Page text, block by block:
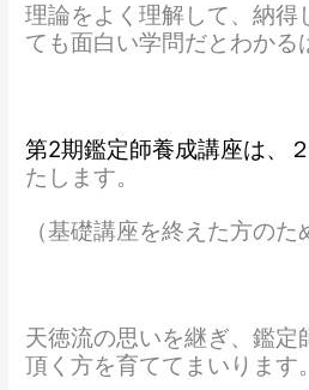
理論をよく理解して、納得
ても面白い学問だとわか
第2期鑑定師養成講座は、
たします。
（基礎講座を終えた方のた
天徳流の思いを継ぎ、鑑定
頂く方を育ててまいります。